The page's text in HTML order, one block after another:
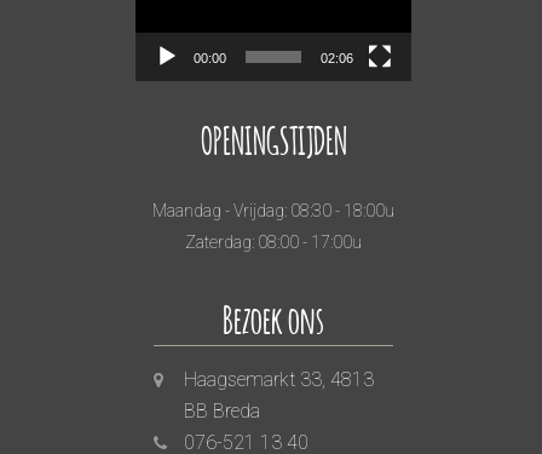
00:00 02:06
OPENINGSTIJDEN
Maandag - Vrijdag: 08:30 - 18:00u
Zaterdag: 08:00 - 17:00u
Bezoek ons
Haagsemarkt 33, 4813
BB Breda
076-521 13 40